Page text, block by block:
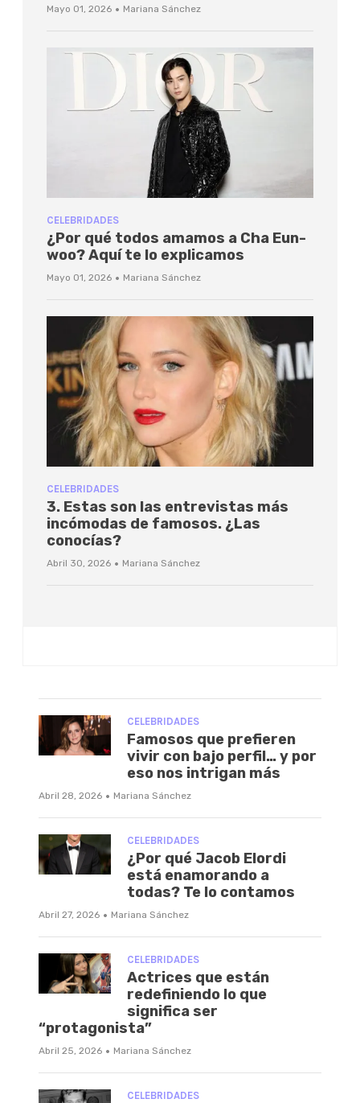
Mayo 01, 2026 · Mariana Sánchez
CELEBRIDADES
¿Por qué todos amamos a Cha Eun-
woo? Aquí te lo explicamos
Mayo 01, 2026 · Mariana Sánchez
CELEBRIDADES
3. Estas son las entrevistas más
incómodas de famosos. ¿Las
conocías?
Abril 30, 2026 · Mariana Sánchez
CELEBRIDADES
Famosos que prefieren
vivir con bajo perfil… y por
eso nos intrigan más
Abril 28, 2026 · Mariana Sánchez
CELEBRIDADES
¿Por qué Jacob Elordi
está enamorando a
todas? Te lo contamos
Abril 27, 2026 · Mariana Sánchez
CELEBRIDADES
Actrices que están
redefiniendo lo que
significa ser
“protagonista”
Abril 25, 2026 · Mariana Sánchez
CELEBRIDADES